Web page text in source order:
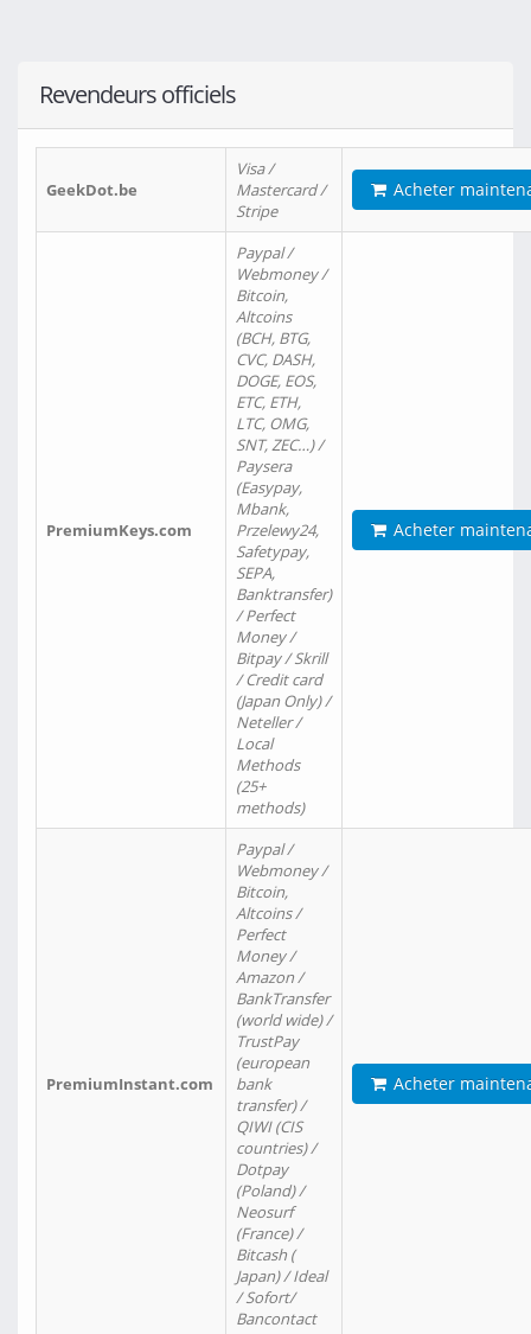
Revendeurs officiels
GeekDot.be
Visa /
Mastercard /
Stripe
Acheter
PremiumKeys.com
Paypal /
Webmoney /
Bitcoin,
Altcoins
(BCH, BTG,
CVC, DASH,
DOGE, EOS,
ETC, ETH,
LTC, OMG,
SNT, ZEC…) /
Paysera
(Easypay,
Mbank,
Przelewy24,
Safetypay,
SEPA,
Banktransfer)
/ Perfect
Money /
Bitpay / Skrill
/ Credit card
(Japan Only) /
Neteller /
Local
Methods
(25+
methods)
Acheter
PremiumInstant.com
Paypal /
Webmoney /
Bitcoin,
Altcoins /
Perfect
Money /
Amazon /
BankTransfer
(world wide) /
TrustPay
(european
bank
transfer) /
QIWI (CIS
countries) /
Dotpay
(Poland) /
Neosurf
(France) /
Bitcash (
Japan) / Ideal
/ Sofort/
Bancontact
Acheter